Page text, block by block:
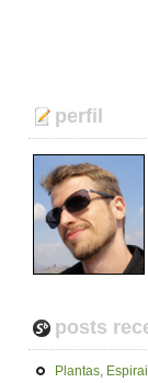
perfil
posts
Plantas,